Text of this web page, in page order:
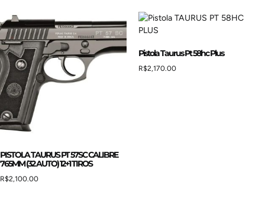
PISTOLA TAURUS PT 57SC CALIBRE
765MM (32 AUTO) 12+1 TIROS
R$2,100.00
Pistola Taurus Pt 58hc Plus
R$2,170.00